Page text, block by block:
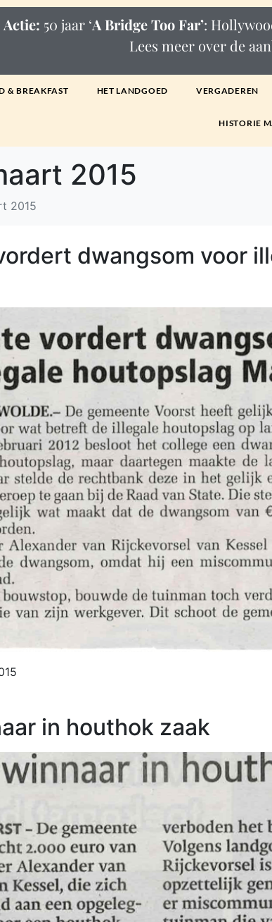
Actie: 50 jaar ‘A Bridge Too Far’:
Lees meer over de
& BREAKFAST HET LANDGOED VERGADEREN
HISTORIE
2015
2015
dwangsom voor
in houthok zaak